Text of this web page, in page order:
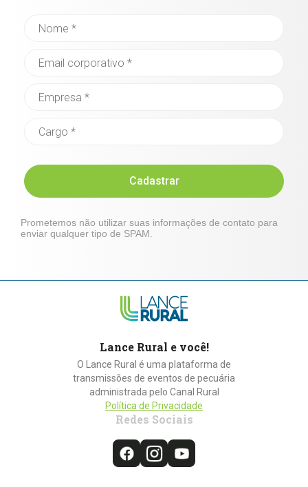
Cadastrar
Prometemos não utilizar suas informações de contato para
enviar qualquer tipo de SPAM.
Lance Rural e você!
O Lance Rural é uma plataforma de
transmissões de eventos de pecuária
administrada pelo Canal Rural
Política de Privacidade
Redes Sociais